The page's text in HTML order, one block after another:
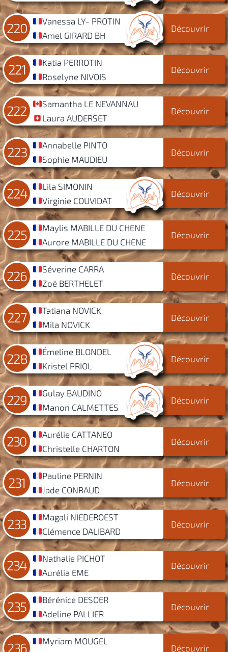
220
Vanessa LY- PROTIN
Amel GIRARD BH
Découvrir
221
Katia PERROTIN
Roselyne NIVOIS
Découvrir
222
Samantha LE NEVANNAU
Laura AUDERSET
Découvrir
223
Annabelle PINTO
Sophie MAUDIEU
Découvrir
224
Lila SIMONIN
Virginie COUVIDAT
Découvrir
225
Maylis MABILLE DU CHENE
Aurore MABILLE DU CHENE
Découvrir
226
Séverine CARRA
Zoë BERTHELET
Découvrir
227
Tatiana NOVICK
Mila NOVICK
Découvrir
228
Émeline BLONDEL
Kristel PRIOL
Découvrir
229
Gulay BAUDINO
Manon CALMETTES
Découvrir
230
Aurélie CATTANEO
Christelle CHARTON
Découvrir
231
Pauline PERNIN
Jade CONRAUD
Découvrir
233
Magali NIEDEROEST
Clémence DALIBARD
Découvrir
234
Nathalie PICHOT
Aurélia EME
Découvrir
235
Bérénice DESOER
Adeline PALLIER
Découvrir
236
Myriam MOUGEL
Découvrir